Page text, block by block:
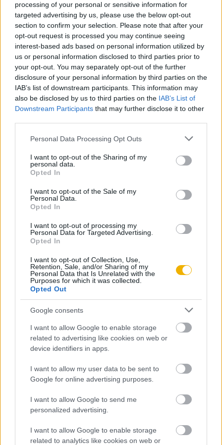
processing of your personal or sensitive information for
targeted advertising by us, please use the below opt-out
section to confirm your selection. Please note that after your
opt-out request is processed you may continue seeing
interest-based ads based on personal information utilized by
us or personal information disclosed to third parties prior to
your opt-out. You may separately opt-out of the further
disclosure of your personal information by third parties on the
IAB’s list of downstream participants. This information may
also be disclosed by us to third parties on the IAB’s List of
Downstream Participants that may further disclose it to other
Please note that this website/app uses one or more Google
not limited to your visit or usage behaviour. You may click to
grant or deny consent to Google and its third-party tags to
use your data for below specified purposes in below Google
consent section.
Personal Data Processing Opt Outs
I want to opt-out of the Sharing of my
personal data.
Opted In
I want to opt-out of the Sale of my
Personal Data.
Opted In
I want to opt-out of processing my
Personal Data for Targeted Advertising.
Opted In
I want to opt-out of Collection, Use,
Retention, Sale, and/or Sharing of my
Personal Data that Is Unrelated with the
Purposes for which it was collected.
Opted Out
Google consents
I want to allow Google to enable storage
related to advertising like cookies on web or
device identifiers in apps.
I want to allow my user data to be sent to
Google for online advertising purposes.
I want to allow Google to send me
personalized advertising.
I want to allow Google to enable storage
related to analytics like cookies on web or
Rubicon Online rovatok cikkei
Hirdetésmentes olvasó felület
Kedvenc cikkek elmentése, könyvjelzők
Az első hónap csak 200 Ft-ba kerül. Próbálja
ki!
KIPRÓBÁLOM 200 FT-ÉRT
Már előfizetőnk?Ha már regisztrált a Rubicon
rendelkezik felhasználói fiókkal, kattintson ide:
Szerző
Katus László
Ismerje meg
A szerző cikkei